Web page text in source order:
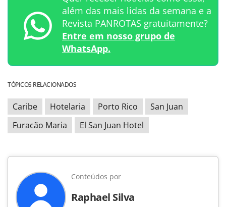
além das mais lidas da semana e a
Revista PANROTAS gratuitamente?
Entre em nosso grupo de
WhatsApp.
TÓPICOS RELACIONADOS
Caribe Hotelaria Porto Rico
San Juan
Furacão Maria
El San Juan Hotel
Conteúdos por
Raphael Silva